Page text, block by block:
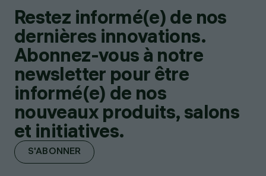
Restez informé(e) de nos
dernières innovations.
Abonnez-vous à notre
newsletter pour être
informé(e) de nos
nouveaux produits, salons
et initiatives.
S'ABONNER